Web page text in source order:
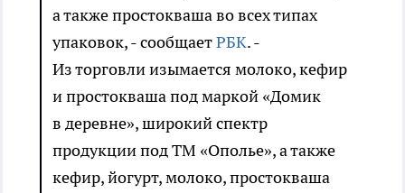
а также простокваша во всех типах
упаковок, - сообщаетРБК. -
Из торговли изымается молоко, кефир
и простокваша под маркой «Домик
в деревне», широкий спектр
продукции под ТМ «Ополье», а также
кефир, йогурт, молоко, простокваша